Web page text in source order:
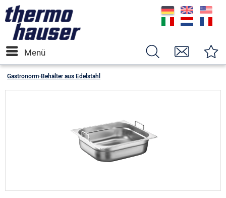
Menü
Gastronorm-Behälter aus Edelstahl